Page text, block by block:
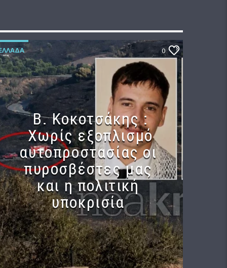
0
Β. Κοκοτσάκης :
Χωρίς εξοπλισμό
αυτοπροστασίας οι
πυροσβέστες μας
και η πολιτική
υποκρισία